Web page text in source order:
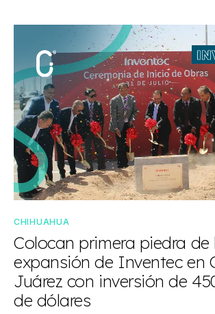
CHIHUAHUA
Colocan primera piedra de
expansión de Inventec en
Juárez con inversión de
de dólares